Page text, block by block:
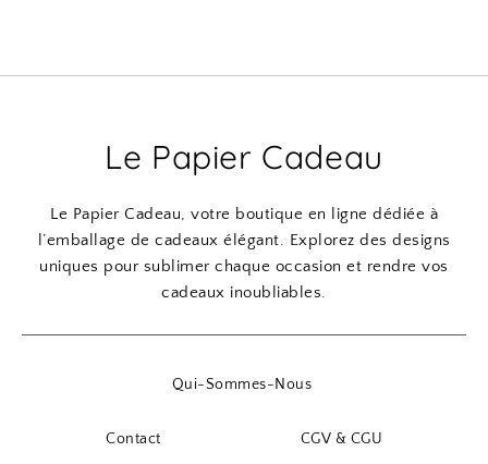
Le Papier Cadeau
Le Papier Cadeau, votre boutique en ligne dédiée à
l’emballage de cadeaux élégant. Explorez des designs
uniques pour sublimer chaque occasion et rendre vos
cadeaux inoubliables.
Qui-Sommes-Nous
Contact CGV & CGU